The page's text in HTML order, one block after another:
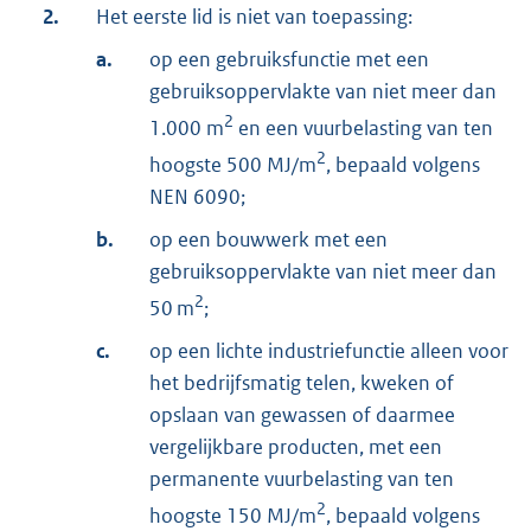
2.
Het eerste lid is niet van toepassing:
a.
op een gebruiksfunctie met een
gebruiksoppervlakte van niet meer dan
1.000 m2 en een vuurbelasting van ten
hoogste 500 MJ/m2, bepaald volgens
NEN 6090;
b.
op een bouwwerk met een
gebruiksoppervlakte van niet meer dan
50 m2;
c.
op een lichte industriefunctie alleen voor
het bedrijfsmatig telen, kweken of
opslaan van gewassen of daarmee
vergelijkbare producten, met een
permanente vuurbelasting van ten
hoogste 150 MJ/m2, bepaald volgens